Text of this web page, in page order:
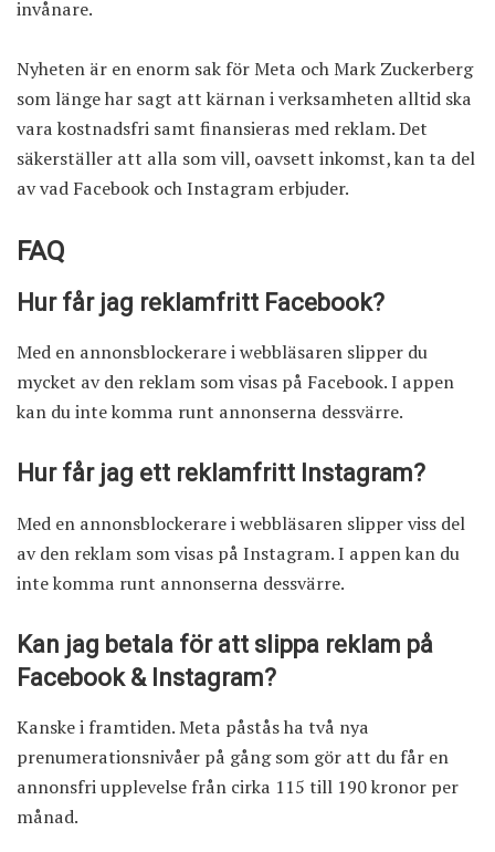
invånare.
Nyheten är en enorm sak för Meta och Mark Zuckerberg
som länge har sagt att kärnan i verksamheten alltid ska
vara kostnadsfri samt finansieras med reklam. Det
säkerställer att alla som vill, oavsett inkomst, kan ta del
av vad Facebook och Instagram erbjuder.
FAQ
Hur får jag reklamfritt Facebook?
Med en annonsblockerare i webbläsaren slipper du
mycket av den reklam som visas på Facebook. I appen
kan du inte komma runt annonserna dessvärre.
Hur får jag ett reklamfritt Instagram?
Med en annonsblockerare i webbläsaren slipper viss del
av den reklam som visas på Instagram. I appen kan du
inte komma runt annonserna dessvärre.
Kan jag betala för att slippa reklam på
Facebook & Instagram?
Kanske i framtiden. Meta påstås ha två nya
prenumerationsnivåer på gång som gör att du får en
annonsfri upplevelse från cirka 115 till 190 kronor per
månad.